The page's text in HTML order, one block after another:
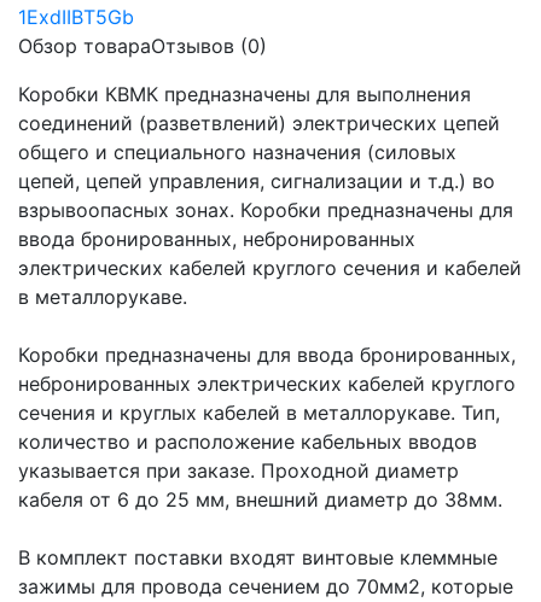
Обзор товараОтзывов (0)
Коробки КВМК предназначены для выполнения
соединений (разветвлений) электрических цепей
общего и специального назначения (силовых
цепей, цепей управления, сигнализации и т.д.) во
взрывоопасных зонах. Коробки предназначены для
ввода бронированных, небронированных
электрических кабелей круглого сечения и кабелей
в металлорукаве.
Коробки предназначены для ввода бронированных,
небронированных электрических кабелей круглого
сечения и круглых кабелей в металлорукаве. Тип,
количество и расположение кабельных вводов
указывается при заказе. Проходной диаметр
кабеля от 6 до 25 мм, внешний диаметр до 38мм.
В комплект поставки входят винтовые клеммные
зажимы для провода сечением до 70мм2, которые